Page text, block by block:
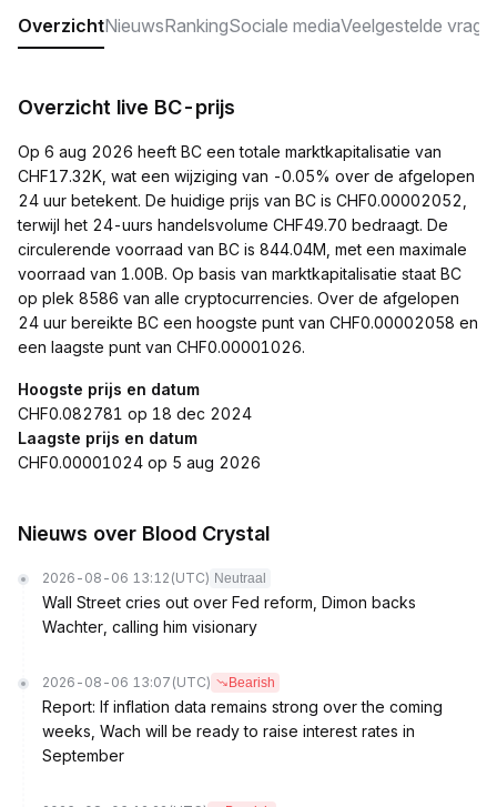
OverzichtNieuwsRankingSociale mediaVeelgestelde
Overzicht live BC-prijs
Op 6 aug 2026 heeft BC een totale marktkapitalisatie van
CHF17.32K, wat een wijziging van -0.05% over de afgelopen
24 uur betekent. De huidige prijs van BC is CHF0.00002052,
terwijl het 24-uurs handelsvolume CHF49.70 bedraagt. De
circulerende voorraad van BC is 844.04M, met een maximale
voorraad van 1.00B. Op basis van marktkapitalisatie staat BC
op plek 8586 van alle cryptocurrencies. Over de afgelopen
24 uur bereikte BC een hoogste punt van CHF0.00002058 en
een laagste punt van CHF0.00001026.
Hoogste prijs en datum
CHF0.082781 op 18 dec 2024
Laagste prijs en datum
CHF0.00001024 op 5 aug 2026
Nieuws over Blood Crystal
2026-08-06 13:12 (UTC) Neutraal
Wall Street cries out over Fed reform, Dimon backs
Wachter, calling him visionary
2026-08-06 13:07 (UTC) Bearish
Report: If inflation data remains strong over the coming
weeks, Wach will be ready to raise interest rates in
September